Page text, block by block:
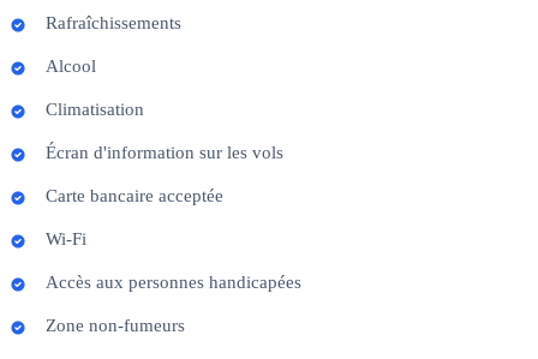
Rafraîchissements
Alcool
Climatisation
Écran d'information sur les vols
Carte bancaire acceptée
Wi-Fi
Accès aux personnes handicapées
Zone non-fumeurs